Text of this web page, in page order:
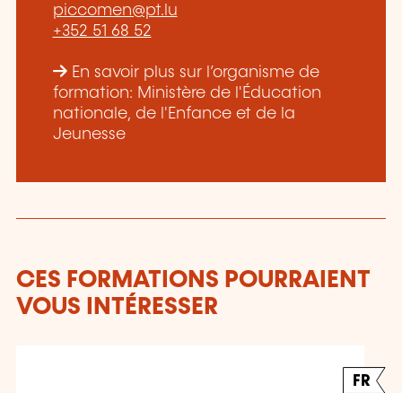
piccomen@pt.lu
+352 51 68 52
En savoir plus sur l’organisme de
formation: Ministère de l'Éducation
nationale, de l'Enfance et de la
Jeunesse
CES FORMATIONS POURRAIENT
VOUS INTÉRESSER
FR